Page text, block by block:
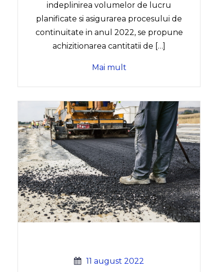
indeplinirea volumelor de lucru
planificate si asigurarea procesului de
continuitate in anul 2022, se propune
achizitionarea cantitatii de […]
Mai mult
11 august 2022